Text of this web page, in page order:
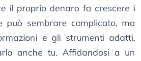
il proprio denaro fa crescere i
può sembrare complicato, ma
e gli strumenti adatti,
anche tu. Affidandosi a un